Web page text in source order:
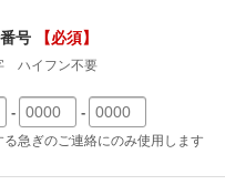
号 【必須】
ハイフン不要
- -
る急ぎのご連絡にのみ使用します